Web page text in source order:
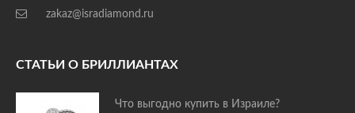
zakaz@isradiamond.ru
СТАТЬИ О БРИЛЛИАНТАХ
Что выгодно купить в Израиле?